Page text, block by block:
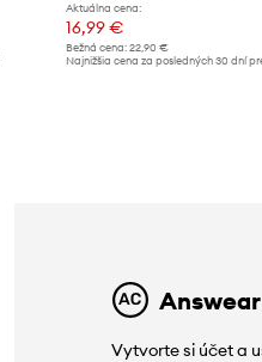
Aktuálna cena:
16,99 €
Bežná cena: 22,90 €
Najnižšia cena za posledných 30 dní
Vytvorte si účet a